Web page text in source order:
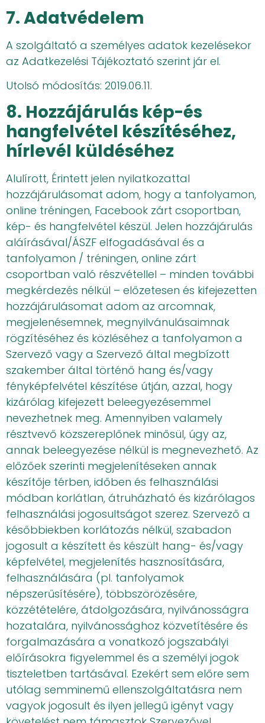
7. Adatvédelem
A szolgáltató a személyes adatok kezelésekor
az Adatkezelési Tájékoztató szerint jár el.
Utolsó módosítás: 2019.06.11.
8. Hozzájárulás kép-és
hangfelvétel készítéséhez,
hírlevél küldéséhez
Alulírott, Érintett jelen nyilatkozattal
hozzájárulásomat adom, hogy a tanfolyamon,
online tréningen, Facebook zárt csoportban,
kép- és hangfelvétel készül. Jelen hozzájárulás
aláírásával/ÁSZF elfogadásával és a
tanfolyamon / tréningen, online zárt
csoportban való részvétellel – minden további
megkérdezés nélkül – előzetesen és kifejezetten
hozzájárulásomat adom az arcomnak,
megjelenésemnek, megnyilvánulásaimnak
rögzítéséhez és közléséhez a tanfolyamon a
Szervező vagy a Szervező által megbízott
szakember által történő hang és/vagy
fényképfelvétel készítése útján, azzal, hogy
kizárólag kifejezett beleegyezésemmel
nevezhetnek meg. Amennyiben valamely
résztvevő közszereplőnek minősül, úgy az,
annak beleegyezése nélkül is megnevezhető. Az
előzőek szerinti megjelenítéseken annak
készítője térben, időben és felhasználási
módban korlátlan, átruházható és kizárólagos
felhasználási jogosultságot szerez. Szervező a
későbbiekben korlátozás nélkül, szabadon
jogosult a készített és készült hang- és/vagy
képfelvétel, megjelenítés hasznosítására,
felhasználására (pl. tanfolyamok
népszerűsítésére), többszörözésére,
közzétételére, átdolgozására, nyilvánosságra
hozatalára, nyilvánossághoz közvetítésére és
forgalmazására a vonatkozó jogszabályi
előírásokra figyelemmel és a személyi jogok
tiszteletben tartásával. Ezekért sem előre sem
utólag semminemű ellenszolgáltatásra nem
vagyok jogosult és ilyen jellegű igényt vagy